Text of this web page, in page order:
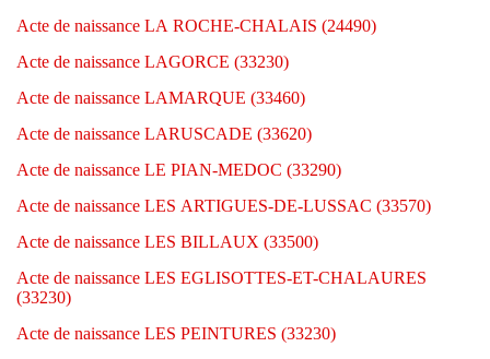
Acte de naissance LA ROCHE-CHALAIS (24490)
Acte de naissance LAGORCE (33230)
Acte de naissance LAMARQUE (33460)
Acte de naissance LARUSCADE (33620)
Acte de naissance LE PIAN-MEDOC (33290)
Acte de naissance LES ARTIGUES-DE-LUSSAC (33570)
Acte de naissance LES BILLAUX (33500)
Acte de naissance LES EGLISOTTES-ET-CHALAURES
(33230)
Acte de naissance LES PEINTURES (33230)